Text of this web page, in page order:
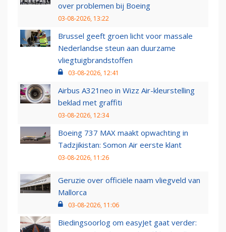
over problemen bij Boeing
03-08-2026, 13:22
Brussel geeft groen licht voor massale
Nederlandse steun aan duurzame
vliegtuigbrandstoffen
03-08-2026, 12:41
Airbus A321neo in Wizz Air-kleurstelling
beklad met graffiti
03-08-2026, 12:34
Boeing 737 MAX maakt opwachting in
Tadzjikistan: Somon Air eerste klant
03-08-2026, 11:26
Geruzie over officiële naam vliegveld van
Mallorca
03-08-2026, 11:06
Biedingsoorlog om easyJet gaat verder: